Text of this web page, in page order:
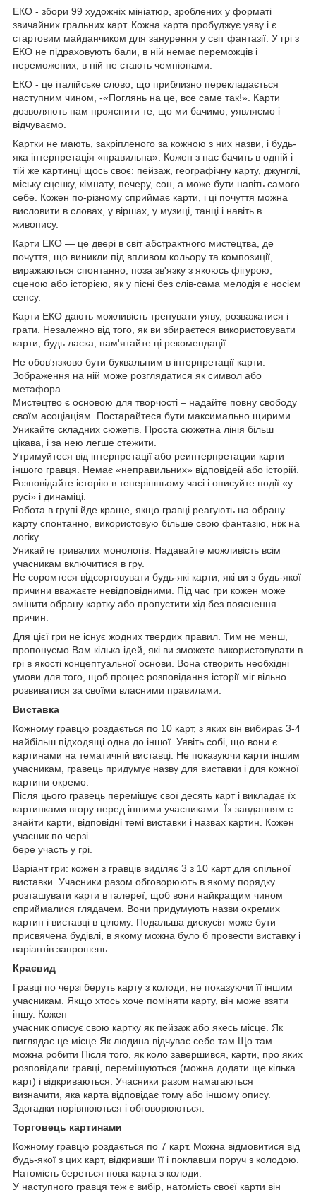
ЕКО - збори 99 художніх мініатюр, зроблених у форматі
звичайних гральних карт. Кожна карта пробуджує уяву і є
стартовим майданчиком для занурення у світ фантазії. У грі з
ЕКО не підраховують бали, в ній немає переможців і
переможених, в ній не стають чемпіонами.
ЕКО - це італійське слово, що приблизно перекладається
наступним чином, -«Поглянь на це, все саме так!». Карти
дозволяють нам прояснити те, що ми бачимо, уявляємо і
відчуваємо.
Картки не мають, закріпленого за кожною з них назви, і будь-
яка інтерпретація «правильна». Кожен з нас бачить в одній і
тій же картинці щось своє: пейзаж, географічну карту, джунглі,
міську сценку, кімнату, печеру, сон, а може бути навіть самого
себе. Кожен по-різному сприймає карти, і ці почуття можна
висловити в словах, у віршах, у музиці, танці і навіть в
живопису.
Карти ЕКО — це двері в світ абстрактного мистецтва, де
почуття, що виникли під впливом кольору та композиції,
виражаються спонтанно, поза зв'язку з якоюсь фігурою,
сценою або історією, як у пісні без слів-сама мелодія є носієм
сенсу.
Карти ЕКО дають можливість тренувати уяву, розважатися і
грати. Незалежно від того, як ви збираєтеся використовувати
карти, будь ласка, пам'ятайте ці рекомендації:
Не обов'язково бути буквальним в інтерпретації карти.
Зображення на ній може розглядатися як символ або
метафора.
Мистецтво є основою для творчості – надайте повну свободу
своїм асоціаціям. Постарайтеся бути максимально щирими.
Уникайте складних сюжетів. Проста сюжетна лінія більш
цікава, і за нею легше стежити.
Утримуйтеся від інтерпретації або реинтерпретации карти
іншого гравця. Немає «неправильних» відповідей або історій.
Розповідайте історію в теперішньому часі і описуйте події «у
русі» і динаміці.
Робота в групі йде краще, якщо гравці реагують на обрану
карту спонтанно, використовую більше свою фантазію, ніж на
логіку.
Уникайте тривалих монологів. Надавайте можливість всім
учасникам включитися в гру.
Не соромтеся відсортовувати будь-які карти, які ви з будь-якої
причини вважаєте невідповідними. Під час гри кожен може
змінити обрану картку або пропустити хід без пояснення
причин.
Для цієї гри не існує жодних твердих правил. Тим не менш,
пропонуємо Вам кілька ідей, які ви зможете використовувати в
грі в якості концептуальної основи. Вона створить необхідні
умови для того, щоб процес розповідання історії міг вільно
розвиватися за своїми власними правилами.
Виставка
Кожному гравцю роздається по 10 карт, з яких він вибирає 3-4
найбільш підходящі одна до іншої. Уявіть собі, що вони є
картинами на тематичній виставці. Не показуючи карти іншим
учасникам, гравець придумує назву для виставки і для кожної
картини окремо.
Після цього гравець перемішує свої десять карт і викладає їх
картинками вгору перед іншими учасниками. Їх завданням є
знайти карти, відповідні темі виставки і назвах картин. Кожен
учасник по черзі
бере участь у грі.
Варіант гри: кожен з гравців виділяє 3 з 10 карт для спільної
виставки. Учасники разом обговорюють в якому порядку
розташувати карти в галереї, щоб вони найкращим чином
сприймалися глядачем. Вони придумують назви окремих
картин і виставці в цілому. Подальша дискусія може бути
присвячена будівлі, в якому можна було б провести виставку і
варіантів запрошень.
Краєвид
Гравці по черзі беруть карту з колоди, не показуючи її іншим
учасникам. Якщо хтось хоче поміняти карту, він може взяти
іншу. Кожен
учасник описує свою картку як пейзаж або якесь місце. Як
виглядає це місце Як людина відчуває себе там Що там
можна робити Після того, як коло завершився, карти, про яких
розповідали гравці, перемішуються (можна додати ще кілька
карт) і відкриваються. Учасники разом намагаються
визначити, яка карта відповідає тому або іншому опису.
Здогадки порівнюються і обговорюються.
Торговець картинами
Кожному гравцю роздається по 7 карт. Можна відмовитися від
будь-якої з цих карт, відкривши її і поклавши поруч з колодою.
Натомість береться нова карта з колоди.
У наступного гравця теж є вибір, натомість своєї карти він